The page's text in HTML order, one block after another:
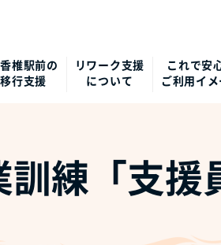
椎駅前の
行支援
リワーク支援
について
これで安
ご利用イ
練「支援